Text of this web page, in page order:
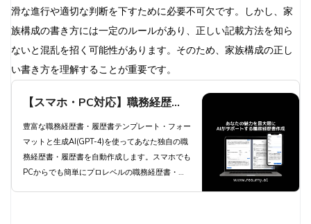
滑な進行や適切な判断を下すために必要不可欠です。しかし、家
族構成の書き方には一定のルールがあり、正しい記載方法を知ら
ないと混乱を招く可能性があります。そのため、家族構成の正し
い書き方を理解することが重要です。
【スマホ・PC対応】職務経歴
書・履歴書を生成AIが自動作成 -
職種別職務経歴書テンプレートと
豊富な自己PR例文と職務要約例
文で簡単作成 | 職務経歴書・履歴
豊富な職務経歴書・履歴書テンプレート・フォー
マットと生成AI(GPT-4)を使ってあなた独自の職
務経歴書・履歴書を自動作成します。スマホでも
PCからでも簡単にプロレベルの職務経歴書・履